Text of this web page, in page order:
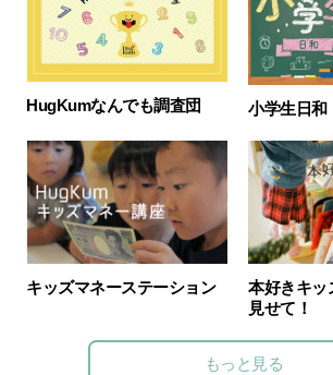
HugKumなんでも調査団 小学生日和
キッズマネーステーション
本好きキッ
見せて！
もっと見る